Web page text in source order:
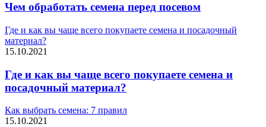
Чем обработать семена перед посевом
Где и как вы чаще всего покупаете семена и посадочный
материал?
15.10.2021
Где и как вы чаще всего покупаете семена и
посадочный материал?
Как выбрать семена: 7 правил
15.10.2021